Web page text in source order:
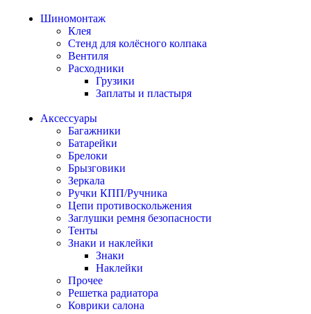
Шиномонтаж
Клея
Стенд для колёсного колпака
Вентиля
Расходники
Грузики
Заплаты и пластыря
Аксессуары
Багажники
Батарейки
Брелоки
Брызговики
Зеркала
Ручки КПП/Ручника
Цепи противоскольжения
Заглушки ремня безопасности
Тенты
Знаки и наклейки
Знаки
Наклейки
Прочее
Решетка радиатора
Коврики салона